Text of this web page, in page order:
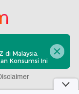
Kotak Pos
di Malaysia,
Konsumsi Ini